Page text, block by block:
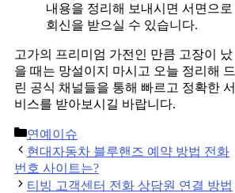
내용을 정리해 보내시면 서면으로
회신을 받으실 수 있습니다.
고가의 프리미엄 가전인 만큼 고장이 났
을 때는 망설이지 마시고 오늘 정리해 드
린 공식 채널들을 통해 빠르고 정확한 서
비스를 받아보시길 바랍니다.
Categories
연예이슈
Post
navigation
현대자동차 블루핸즈 예약 방법 전화
번호 사이트는?
티빙 고객센터 전화 상담원 연결 방법